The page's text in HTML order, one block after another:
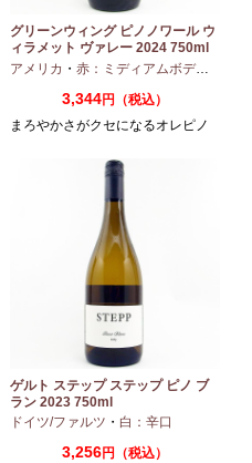
・ ピノノワール
グリーンウィング ピノノワール ウ
ィラメット ヴァレー 2024 750ml
アメリカ ・ 赤：ミディアムボディ
3,344円（税込）
まろやかさがクセになるオレピノ
ゲルト ステップ ステップ ピノ ブ
ラン 2023 750ml
ドイツ/ファルツ ・ 白：辛口
3,256円（税込）